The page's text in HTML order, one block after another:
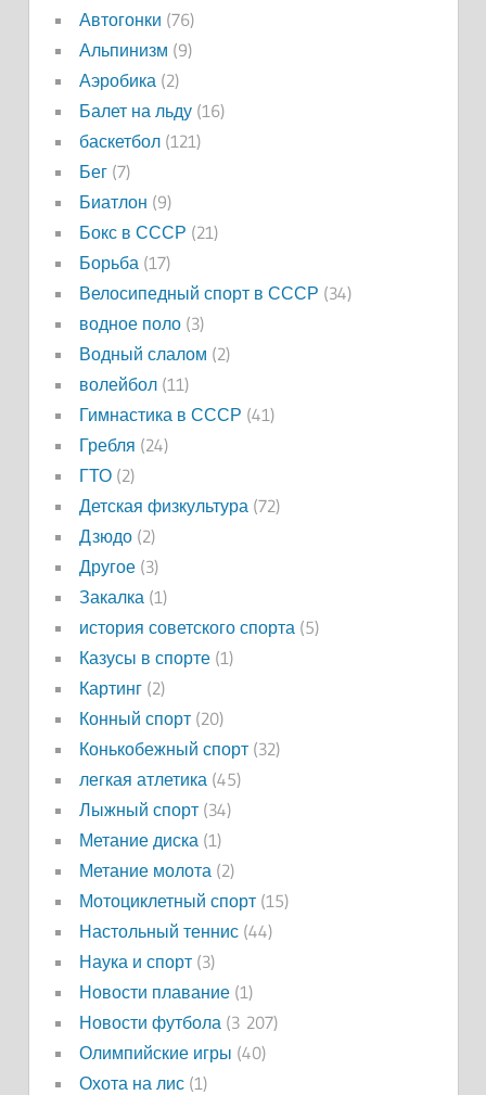
Автогонки (76)
Альпинизм (9)
Аэробика (2)
Балет на льду(16)
баскетбол(121)
Бег(7)
Биатлон (9)
Бокс в СССР (21)
Борьба (17)
Велосипедный спорт в СССР (34)
водное поло(3)
Водный слалом (2)
волейбол(11)
Гимнастика в СССР (41)
Гребля (24)
ГТО(2)
Детская физкультура (72)
Дзюдо(2)
Другое(3)
Закалка (1)
история советского спорта (5)
Казусы в спорте(1)
Картинг(2)
Конный спорт(20)
Конькобежный спорт(32)
легкая атлетика (45)
Лыжный спорт(34)
Метание диска (1)
Метание молота (2)
Мотоциклетный спорт(15)
Настольный теннис(44)
Наука и спорт(3)
Новости плавание(1)
Новости футбола (3 207)
Олимпийские игры (40)
Охота на лис(1)